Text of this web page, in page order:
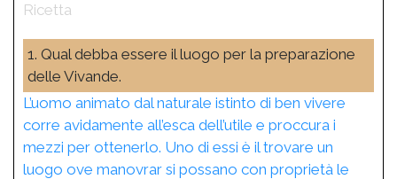
1. Qual debba essere il luogo per la preparazione
delle Vivande.
L’uomo animato dal naturale istinto di ben vivere
corre avidamente all’esca dell’utile e proccura i
mezzi per ottenerlo. Uno di essi è il trovare un
luogo ove manovrar si possano con proprietà le